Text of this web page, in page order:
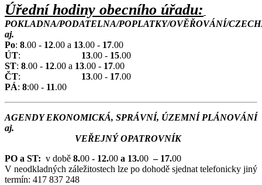
Úřední hodiny obecního úřadu:
POKLADNA/PODATELNA/POPLATKY/OVĚŘOVÁNÍ/
aj.
Po: 8.00 - 12.00 a 13.00 - 17.00
ÚT: 13.00 - 15.00
ST: 8.00 - 12.00 a 13.00 - 17.00
ČT: 13.00 - 17.00
PÁ: 8:00 - 11.00
AGENDY EKONOMICKÁ, SPRÁVNÍ, ÚZEMNÍ PLÁNOVÁNÍ
aj.
VEŘEJNÝ OPATROVNÍK
PO a ST: v době 8.00 - 12.00 a 13.00 – 17.00
V neodkladných záležitostech lze po dohodě sjednat telefonicky jiný
termín: 417 837 248